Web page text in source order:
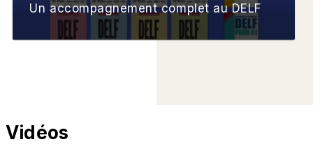
Un accompagnement complet au DELF
Vidéos